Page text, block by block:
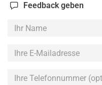
Feedback geben
Ihr
Ihre
Mailadresse
Ihre